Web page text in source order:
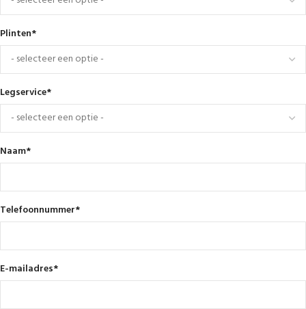
Plinten*
Legservice*
Naam*
Telefoonnummer*
E-mailadres*